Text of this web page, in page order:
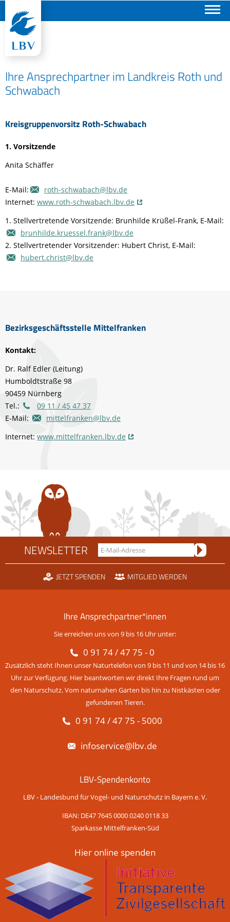
Ihre Ansprechpartner im Landkreis Roth und
Schwabach
Kreisgruppenvorsitz Roth-Schwabach
1. Vorsitzende
Anita Schäffer
E-Mail:
roth-schwabach@lbv.de
Internet: www.roth-schwabach.lbv.de
1. Stellvertretende Vorsitzende: Brunhilde Krüßel-Frank, E-Mail:
brunhilde.kruessel.frank@lbv.de
2. Stellvertretender Vorsitzender: Hubert Christ, E-Mail:
hubert.christ@lbv.de
Bezirksgeschäftsstelle Mittelfranken
Kontakt:
Dr. Ralf Edler (Leitung)
Humboldtstraße 98
90459 Nürnberg
Tel.:
09 11 / 45 47 37
E-Mail:
mittelfranken@lbv.de
Internet: www.mittelfranken.lbv.de
NEWSLETTER
JETZT SPENDEN MITGLIED WERDEN
Ihre Ansprechpartner*innen
Sie erreichen uns von 9 bis 16 Uhr unter:
0 91 74 / 47 75 - 0
Zusätzlich steht Ihnen unser Naturtelefon von 9 bis 11 und von 14 bis 16
Uhr zur Verfügung. Hier beantworten wir direkt Ihre Fragen rund um
den Naturschutz. Vom naturnahen Garten bis hin zu Nistkästen oder
gefundenen Tieren.
0 91 74 / 47 75 - 5000
infoservice@lbv.de
LBV-Spendenkonto
LBV - Landesbund für Vogel- und Naturschutz in Bayern e. V.
IBAN: DE47 7645 0000 0240 0118 33
Sparkasse Mittelfranken-Süd
Hier online spenden